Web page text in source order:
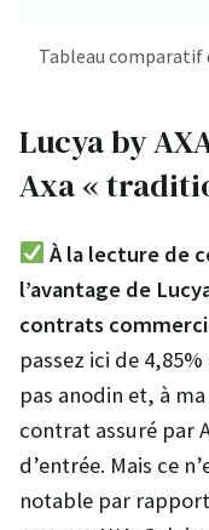
Tableau comparatif
Lucya by
Axa «
À la lecture de
l’avantage de
contrats
passez ici de
pas anodin et, à
contrat assuré par
d’entrée. Mais ce
notable par